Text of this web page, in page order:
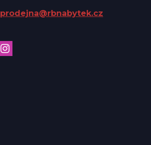
prodejna@rbnabytek.cz